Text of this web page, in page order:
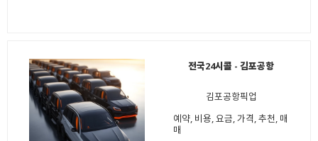
전국24시콜 - 김포공항
김포공항픽업
예약, 비용, 요금, 가격, 추천, 매
매